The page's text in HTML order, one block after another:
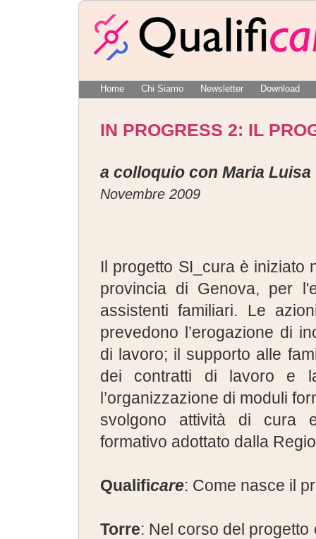
Home Chi Siamo Newsletter Download
IN PROGRESS 2: IL
a colloquio con Maria
Novembre 2009
Il progetto SI_cura è iniziato
provincia di Genova, per
assistenti familiari. Le
prevedono l’erogazione di
di lavoro; il supporto alle
dei contratti di lavoro e
l’organizzazione di moduli
svolgono attività di cura
formativo adottato dalla
Qualificare: Come nasce il
Torre: Nel corso del